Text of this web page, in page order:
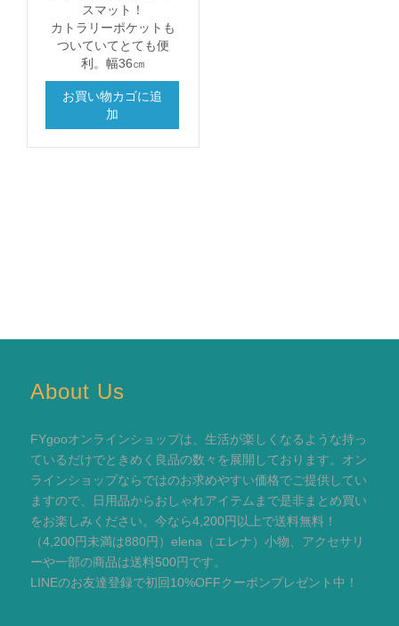
スマット！
カトラリーポケットも
ついていてとても便
利。幅36㎝
お買い物カゴに追
加
About Us
FYgooオンラインショップは、生活が楽しくなるような持っ
ているだけでときめく良品の数々を展開しております。オン
ラインショップならではのお求めやすい価格でご提供してい
ますので、日用品からおしゃれアイテムまで是非まとめ買い
をお楽しみください。今なら4,200円以上で送料無料！
（4,200円未満は880円）elena（エレナ）小物、アクセサリ
ーや一部の商品は送料500円です。
LINEのお友達登録で初回10%OFFクーポンプレゼント中！